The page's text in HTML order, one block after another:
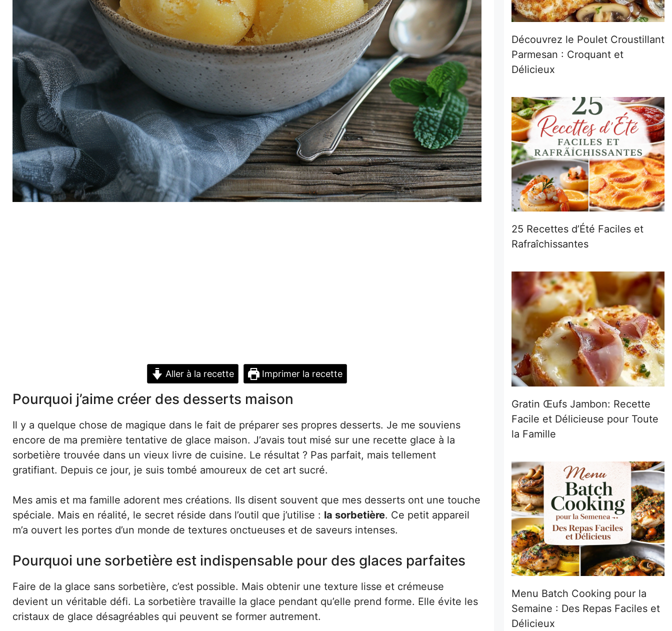
Aller à la recette Imprimer la recette
Pourquoi j’aime créer des desserts maison
Il y a quelque chose de magique dans le fait de préparer ses propres desserts. Je me souviens
encore de ma première tentative de glace maison. J’avais tout misé sur une recette glace à la
sorbetière trouvée dans un vieux livre de cuisine. Le résultat ? Pas parfait, mais tellement
gratifiant. Depuis ce jour, je suis tombé amoureux de cet art sucré.
Mes amis et ma famille adorent mes créations. Ils disent souvent que mes desserts ont une touche
spéciale. Mais en réalité, le secret réside dans l’outil que j’utilise : la sorbetière. Ce petit appareil
m’a ouvert les portes d’un monde de textures onctueuses et de saveurs intenses.
Pourquoi une sorbetière est indispensable pour des glaces parfaites
Faire de la glace sans sorbetière, c’est possible. Mais obtenir une texture lisse et crémeuse
devient un véritable défi. La sorbetière travaille la glace pendant qu’elle prend forme. Elle évite les
cristaux de glace désagréables qui peuvent se former autrement.
Découvrez le Poulet Croustillant
Parmesan : Croquant et
Délicieux
25 Recettes d’Été Faciles et
Rafraîchissantes
Gratin Œufs Jambon: Recette
Facile et Délicieuse pour Toute
la Famille
Menu Batch Cooking pour la
Semaine : Des Repas Faciles et
Délicieux